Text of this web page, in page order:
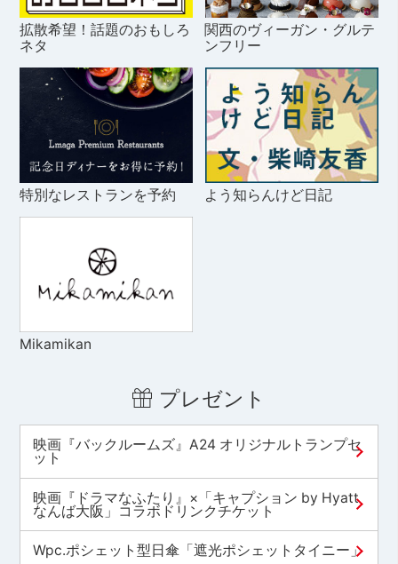
拡散希望！話題のおもしろ
ネタ
関西のヴィーガン・グルテ
ンフリー
特別なレストランを予約 よう知らんけど日記
Mikamikan
プレゼント
映画『バックルームズ』A24 オリジナルトランプセ
ット
映画『ドラマなふたり』×「キャプション by Hyatt
なんば大阪」コラボドリンクチケット
Wpc.ポシェット型日傘「遮光ポシェットタイニー」